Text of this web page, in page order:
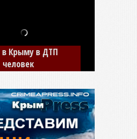
ВАЗа
на «зебре»